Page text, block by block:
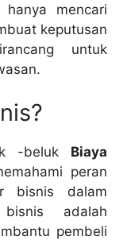
mencari
keputusan
untuk
-beluk Biaya
peran
bisnis dalam
adalah
pembeli